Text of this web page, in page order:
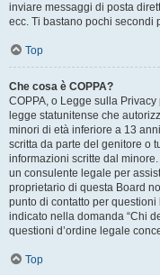
inviare messaggi di posta
ecc. Ti bastano pochi secondi
Top
Che cosa è COPPA?
COPPA, o Legge sulla
legge statunitense che
minori di età inferiore a 13
scritta da parte del genitore o
informazioni scritte dal
un consulente legale per
proprietario di questa Board
punto di contatto per
indicato nella domanda “Chi
questioni d’ordine legale
Top